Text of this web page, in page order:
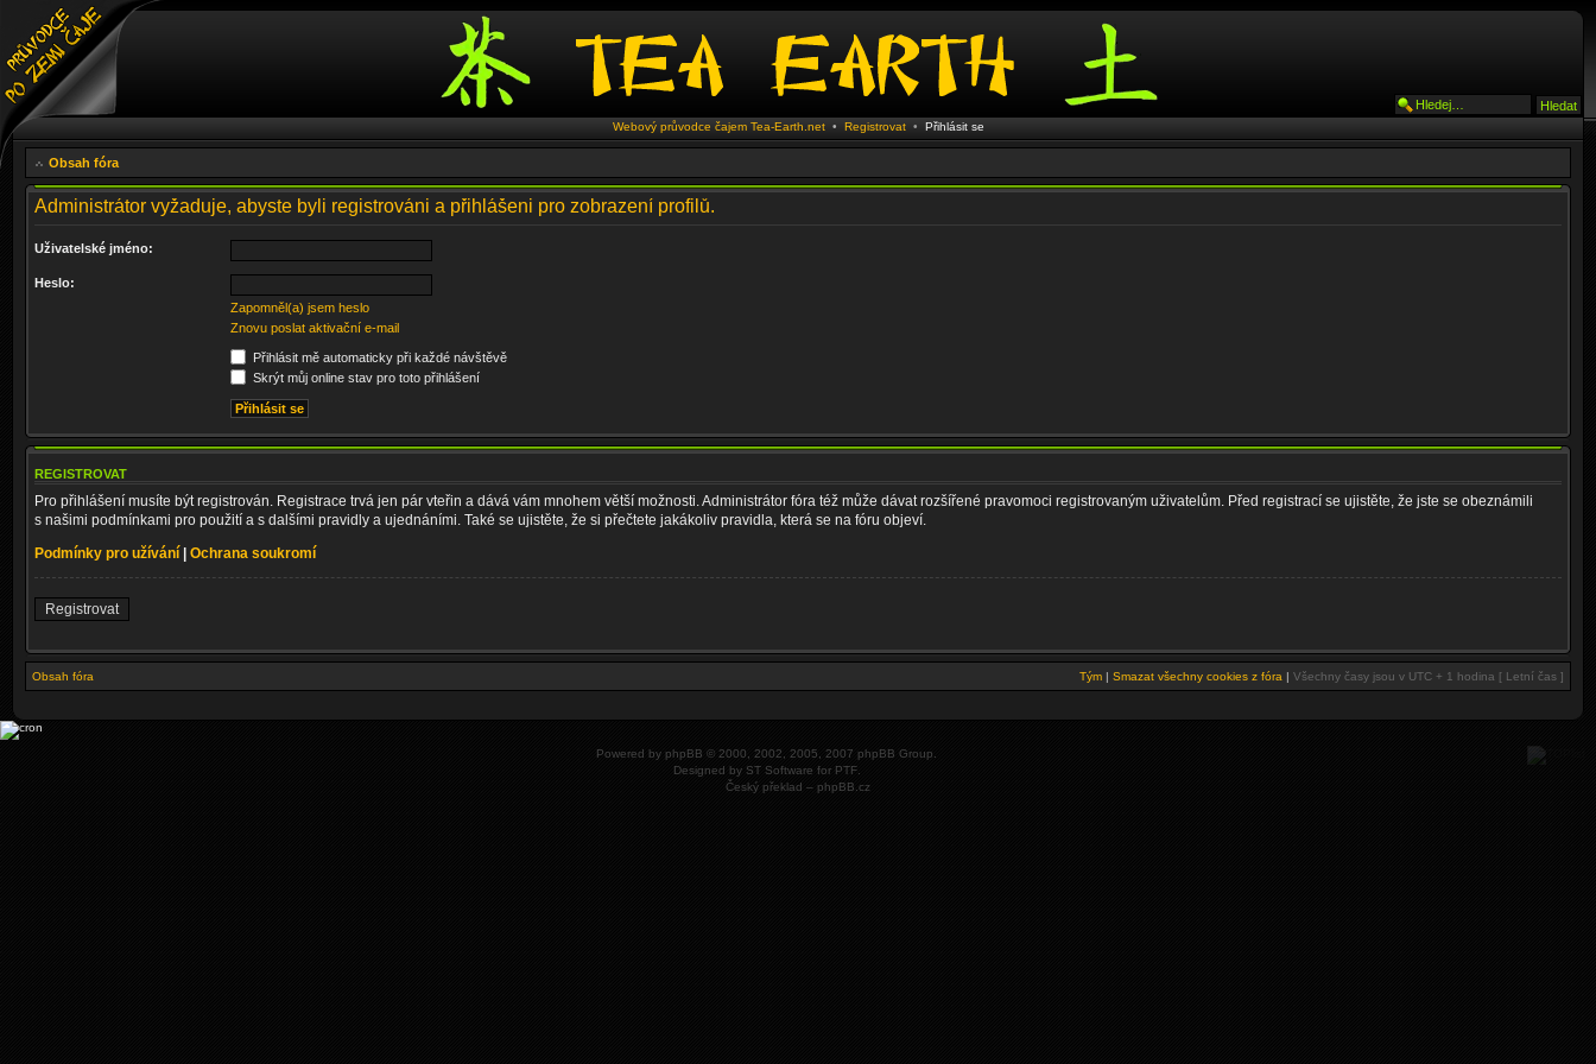
Webový průvodce čajem Tea-Earth.net• Registrovat • Přihlásit se
Obsah fóra
Administrátor vyžaduje, abyste byli registrováni a přihlášeni pro zobrazení profilů.
Uživatelské jméno:
Heslo:
Zapomněl(a) jsem heslo
Znovu poslat aktivační e-mail
Přihlásit mě automaticky při každé návštěvě
Skrýt můj online stav pro toto přihlášení
REGISTROVAT
Pro přihlášení musíte být registrován. Registrace trvá jen pár vteřin a dává vám mnohem větší možnosti. Administrátor fóra též může dávat rozšířené pravomoci registrovaným uživatelům. Před registrací se ujistěte, že jste se obeznámili
s našimi podmínkami pro použití a s dalšími pravidly a ujednáními. Také se ujistěte, že si přečtete jakákoliv pravidla, která se na fóru objeví.
Podmínky pro užívání | Ochrana soukromí
Registrovat
Obsah fóra Tým | Smazat všechny cookies z fóra | Všechny časy jsou v UTC + 1 hodina [ Letní čas ]
Powered by phpBB © 2000, 2002, 2005, 2007 phpBB Group.
Designed by ST Software for PTF.
Český překlad – phpBB.cz